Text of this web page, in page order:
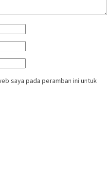
saya pada peramban ini untuk